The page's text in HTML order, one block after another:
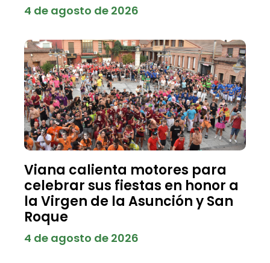
4 de agosto de 2026
Viana calienta motores para
celebrar sus fiestas en honor a
la Virgen de la Asunción y San
Roque
4 de agosto de 2026